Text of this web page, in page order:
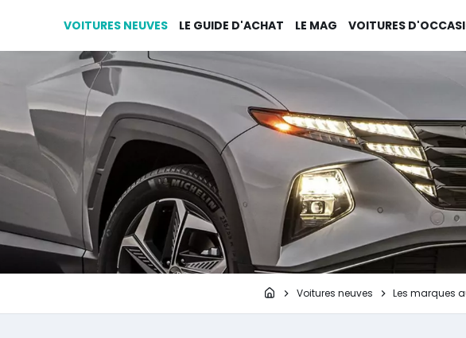
VOITURES NEUVES LE GUIDE D'ACHAT LE MAG VOITURES
Page d'accueil
Voitures neuves Les marques